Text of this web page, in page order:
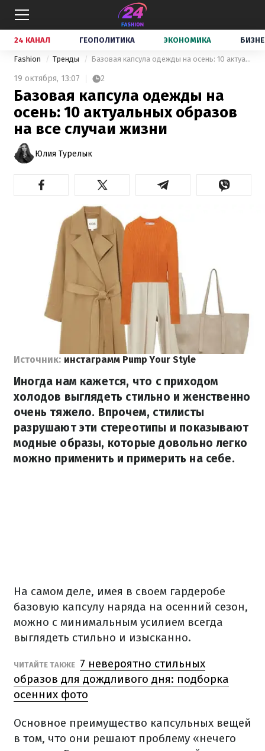
24 КАНАЛ ГЕОПОЛИТИКА ЭКОНОМИКА
Fashion Тренды Базовая капсула одежды на осень: 10 актуальных образов на все случаи жизни
19 октября, 13:07 2
Базовая капсула одежды на
осень: 10 актуальных образов
на все случаи жизни
Юлия Турелык
Источник: инстаграмм Pump Your Style
Иногда нам кажется, что с приходом
холодов выглядеть стильно и женственно
очень тяжело. Впрочем, стилисты
разрушают эти стереотипы и показывают
модные образы, которые довольно легко
можно применить и примерить на себе.
На самом деле, имея в своем гардеробе
базовую капсулу наряда на осенний сезон,
можно с минимальным усилием всегда
выглядеть стильно и изысканно.
ЧИТАЙТЕ ТАКЖЕ 7 невероятно стильных
образов для дождливого дня: подборка
осенних фото
Основное преимущество капсульных вещей
в том, что они решают проблему «нечего